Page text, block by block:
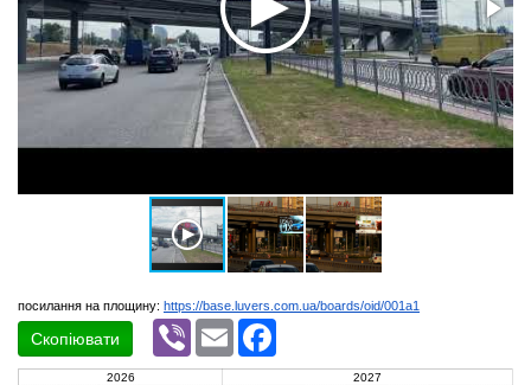
посилання на площину: https://base.luvers.com.ua/boards/oid/001a1
Скопіювати
Viber Email
2026
2027